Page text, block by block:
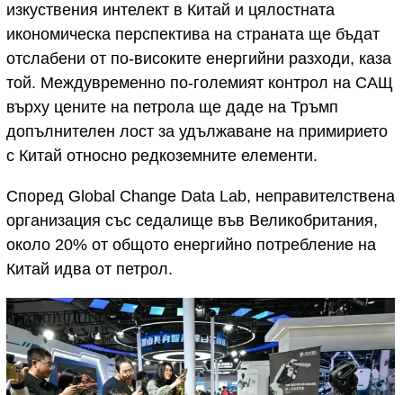
изкуствения интелект в Китай и цялостната
икономическа перспектива на страната ще бъдат
отслабени от по-високите енергийни разходи, каза
той. Междувременно по-големият контрол на САЩ
върху цените на петрола ще даде на Тръмп
допълнителен лост за удължаване на примирието
с Китай относно редкоземните елементи.
Според Global Change Data Lab, неправителствена
организация със седалище във Великобритания,
около 20% от общото енергийно потребление на
Китай идва от петрол.